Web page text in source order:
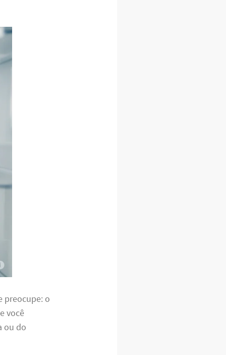
preocupe: o
você
ou do